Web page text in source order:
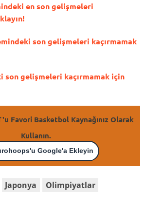
en son gelişmeleri
son gelişmeleri kaçırmamak
son gelişmeleri kaçırmamak için
'u Favori Basketbol Kaynağınız Olarak
Kullanın.
Google'a Ekleyin
Japonya
Olimpiyatlar